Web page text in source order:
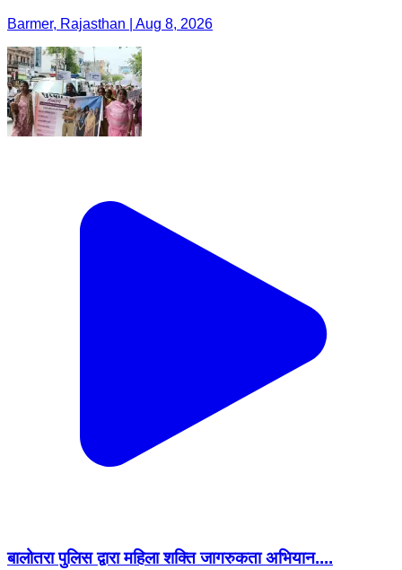
Barmer, Rajasthan | Aug 8, 2026
बालोतरा पुलिस द्वारा महिला शक्ति जागरुकता अभियान....